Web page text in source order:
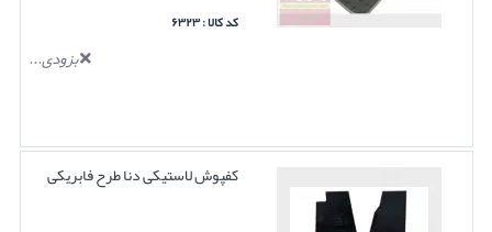
کد کالا : ۶۳۲۳
بزودی...
کفپوش لاستیکی دنا طرح فابریکی